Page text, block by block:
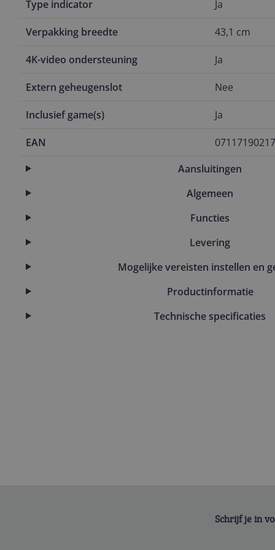
Type indicator Ja
Verpakking breedte 43,1 cm
4K-video ondersteuning Ja
Extern geheugenslot Nee
Inclusief game(s) Ja
EAN
Aansluitingen
Algemeen
Functies
Levering
Mogelijke vereisten instellen en
Productinformatie
Technische specificaties
Schrijf je in